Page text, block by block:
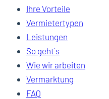
Ihre Vorteile
Vermietertypen
Leistungen
So geht`s
Wie wir arbeiten
Vermarktung
FAQ